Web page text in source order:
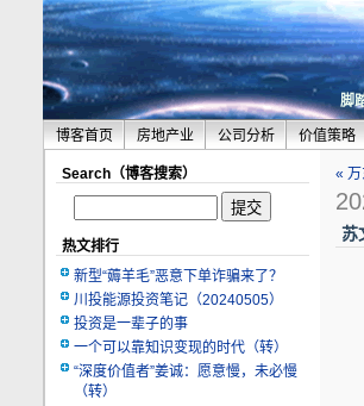
脚
博客首页 房地产业 公司分析 价值策略
Search（博客搜索）
热文排行
新型“薅羊毛”恶意下单诈骗来了？
川投能源投资笔记（20240505）
投资是一辈子的事
一个可以靠知识变现的时代（转）
“深度价值者”姜诚：愿意慢，未必慢
（转）
«
苏